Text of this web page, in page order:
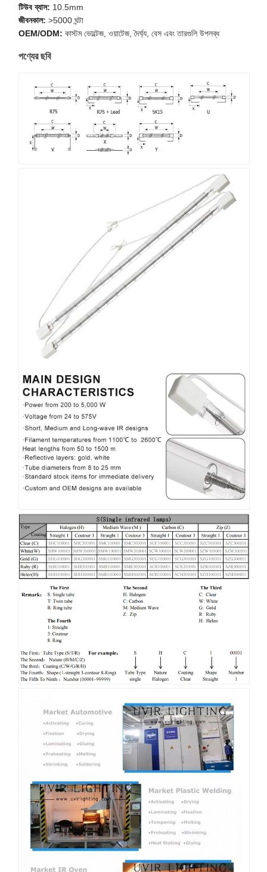
টিউব ব্যাস: 10.5mm
জীবনকাল: >5000 ঘন্টা
OEM/ODM: কাস্টম ভোল্টেজ, ওয়াটেজ, দৈর্ঘ্য, বেস এবং তারগুলি উপলব্ধ
পণ্যের ছবি